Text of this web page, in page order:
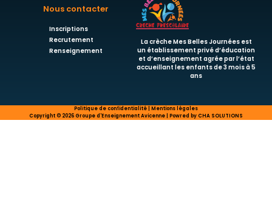
Nous contacter
Inscriptions
Recrutement
Renseignement
La crèche Mes Belles Journées est
un établissement privé d’éducation
et d’enseignement agrée par l’état
accueillant les enfants de 3 mois à 5
ans
Politique de confidentialité | Mentions légales
Copyright © 2026 Groupe d'Enseignement Avicenne | Powred by CHA SOLUTIONS